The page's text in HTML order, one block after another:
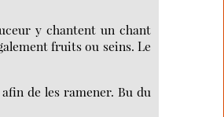
y chantent un chant
fruits ou seins. Le
de les ramener. Bu du